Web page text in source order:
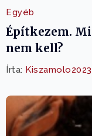
Egyéb
Építkezem.
nem kell?
Írta: Kiszamolo